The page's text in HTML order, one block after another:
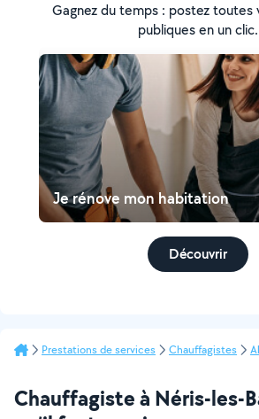
Gagnez du temps : postez toutes
publiques en un clic.
Je rénove mon habitation
Découvrir
Prestations de services Chauffagistes
Chauffagiste à Néris-les-